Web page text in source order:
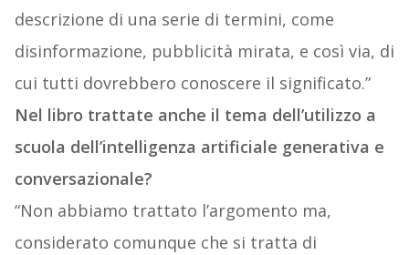
descrizione di una serie di termini, come
disinformazione, pubblicità mirata, e così via, di
cui tutti dovrebbero conoscere il significato.”
Nel libro trattate anche il tema dell’utilizzo a
scuola dell’intelligenza artificiale generativa e
conversazionale?
“Non abbiamo trattato l’argomento ma,
considerato comunque che si tratta di